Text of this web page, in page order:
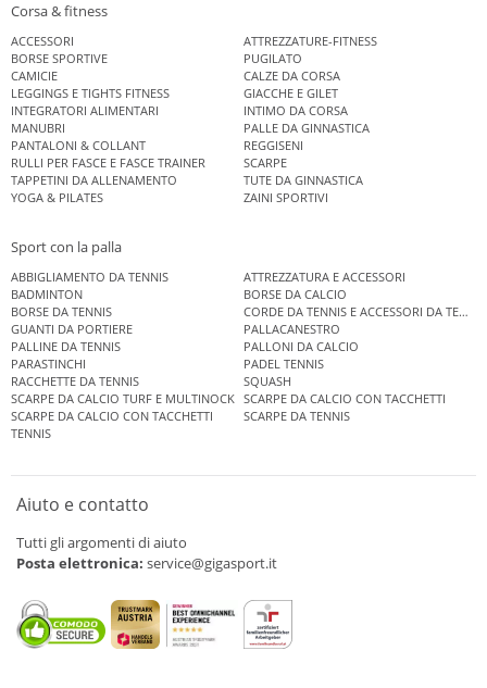
Corsa & fitness
ACCESSORI
ATTREZZATURE-FITNESS
BORSE SPORTIVE
PUGILATO
CAMICIE
CALZE DA CORSA
LEGGINGS E TIGHTS FITNESS
GIACCHE E GILET
INTEGRATORI ALIMENTARI
INTIMO DA CORSA
MANUBRI
PALLE DA GINNASTICA
PANTALONI & COLLANT
REGGISENI
RULLI PER FASCE E FASCE TRAINER
SCARPE
TAPPETINI DA ALLENAMENTO
TUTE DA GINNASTICA
YOGA & PILATES
ZAINI SPORTIVI
Sport con la palla
ABBIGLIAMENTO DA TENNIS
ATTREZZATURA E ACCESSORI
BADMINTON
BORSE DA CALCIO
BORSE DA TENNIS
CORDE DA TENNIS E ACCESSORI DA TENNIS
GUANTI DA PORTIERE
PALLACANESTRO
PALLINE DA TENNIS
PALLONI DA CALCIO
PARASTINCHI
PADEL TENNIS
RACCHETTE DA TENNIS
SQUASH
SCARPE DA CALCIO TURF E MULTINOCK SCARPE DA CALCIO CON TACCHETTI
SCARPE DA CALCIO CON TACCHETTI
SCARPE DA TENNIS
TENNIS
Aiuto e contatto
Tutti gli argomenti di aiuto
Posta elettronica: service@gigasport.it